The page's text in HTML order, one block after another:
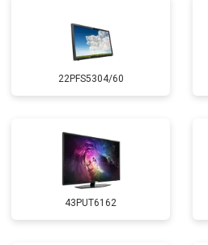
22PFS5304/60
43PUT6162